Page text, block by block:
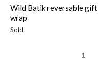
Wild Batik reversable gift
wrap
Sold
1